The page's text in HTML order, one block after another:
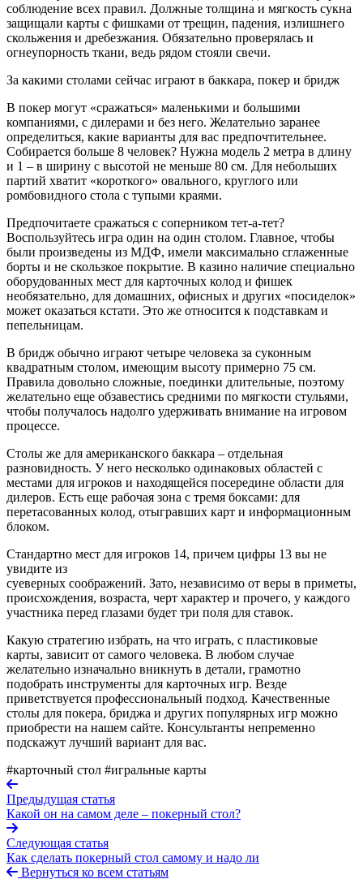
соблюдение всех правил. Должные толщина и мягкость сукна
защищали карты с фишками от трещин, падения, излишнего
скольжения и дребезжания. Обязательно проверялась и
огнеупорность ткани, ведь рядом стояли свечи.
За какими столами сейчас играют в баккара, покер и бридж
В покер могут «сражаться» маленькими и большими
компаниями, с дилерами и без него. Желательно заранее
определиться, какие варианты для вас предпочтительнее.
Собирается больше 8 человек? Нужна модель 2 метра в длину
и 1 – в ширину с высотой не меньше 80 см. Для небольших
партий хватит «короткого» овального, круглого или
ромбовидного стола с тупыми краями.
Предпочитаете сражаться с соперником тет-а-тет?
Воспользуйтесь игра один на один столом. Главное, чтобы
были произведены из МДФ, имели максимально сглаженные
борты и не скользкое покрытие. В казино наличие специально
оборудованных мест для карточных колод и фишек
необязательно, для домашних, офисных и других «посиделок»
может оказаться кстати. Это же относится к подставкам и
пепельницам.
В бридж обычно играют четыре человека за суконным
квадратным столом, имеющим высоту примерно 75 см.
Правила довольно сложные, поединки длительные, поэтому
желательно еще обзавестись средними по мягкости стульями,
чтобы получалось надолго удерживать внимание на игровом
процессе.
Столы же для американского баккара – отдельная
разновидность. У него несколько одинаковых областей с
местами для игроков и находящейся посередине области для
дилеров. Есть еще рабочая зона с тремя боксами: для
перетасованных колод, отыгравших карт и информационным
блоком.
Стандартно мест для игроков 14, причем цифры 13 вы не
увидите из
суеверных соображений. Зато, независимо от веры в приметы,
происхождения, возраста, черт характер и прочего, у каждого
участника перед глазами будет три поля для ставок.
Какую стратегию избрать, на что играть, с пластиковые
карты, зависит от самого человека. В любом случае
желательно изначально вникнуть в детали, грамотно
подобрать инструменты для карточных игр. Везде
приветствуется профессиональный подход. Качественные
столы для покера, бриджа и других популярных игр можно
приобрести на нашем сайте. Консультанты непременно
подскажут лучший вариант для вас.
#карточный стол #игральные карты
Предыдущая статья
Какой он на самом деле – покерный стол?
Следующая статья
Как сделать покерный стол самому и надо ли
Вернуться ко всем статьям